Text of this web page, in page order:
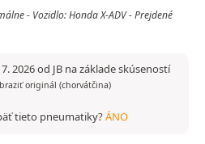
- Vozidlo: Honda X-ADV - Prejdené
2026 od JB na základe skúseností
originál (chorvátčina)
tieto pneumatiky?ÁNO